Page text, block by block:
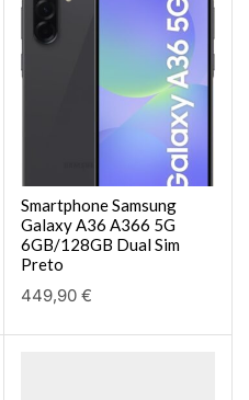
Smartphone Samsung
Galaxy A36 A366 5G
6GB/128GB Dual Sim
Preto
449,90 €